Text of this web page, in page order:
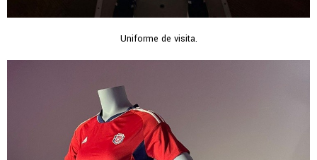
Uniforme de visita.